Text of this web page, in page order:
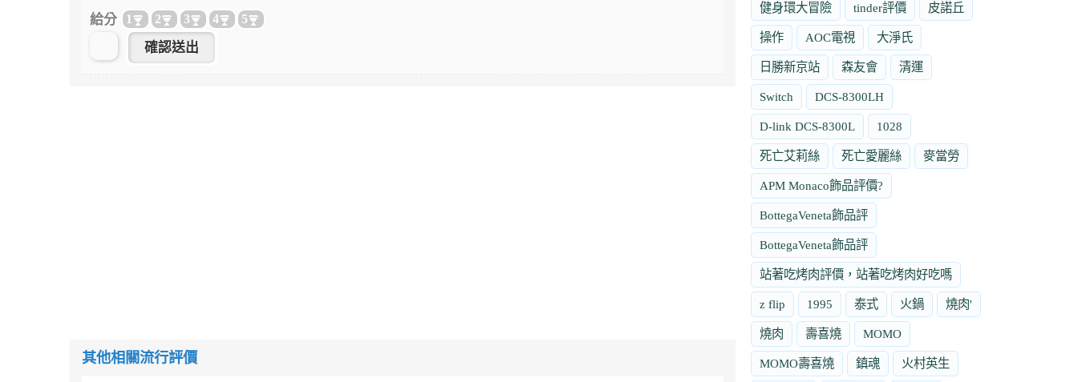
給分 1 2 3 4 5
其他相關流行評價
健身環大冒險 tinder評價 皮諾丘
操作 AOC電視 大淨氏
日勝新京站 森友會 清運
Switch DCS-8300LH
D-link DCS-8300L 1028
死亡艾莉絲 死亡愛麗絲 麥當勞
APM Monaco飾品評價?
BottegaVeneta飾品評
BottegaVeneta飾品評
站著吃烤肉評價，站著吃烤肉好吃嗎
z flip 1995 泰式 火鍋 燒肉'
燒肉 壽喜燒 MOMO
MOMO壽喜燒 鎮魂 火村英生